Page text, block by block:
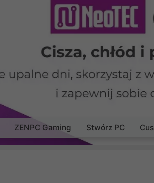
ZENPC Gaming Stwórz PC